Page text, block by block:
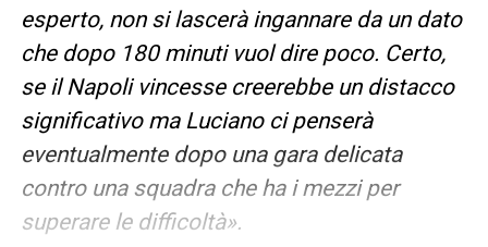
esperto, non si lascerà ingannare da un dato
che dopo 180 minuti vuol dire poco. Certo,
se il Napoli vincesse creerebbe un distacco
significativo ma Luciano ci penserà
eventualmente dopo una gara delicata
contro una squadra che ha i mezzi per
superare le difficoltà».